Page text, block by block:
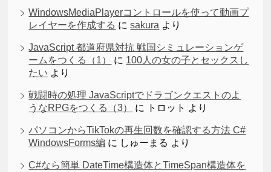
WindowsMediaPlayerコントロールを使って動画プ
レイヤーを作成する にsakura より
JavaScript 都道府県対抗 戦国シミュレーションゲ
ームをつくる（1）
に 100人の女の子とセックスし
たい より
戦闘時の処理 JavaScriptでドラゴンクエストのよ
うなRPGをつくる（3）
に トロット より
パソコンからTikTokの再生回数を確認する方法 C#
WindowsForms編 に しゅーまる より
C#なら簡単 DateTime構造体とTimeSpan構造体を